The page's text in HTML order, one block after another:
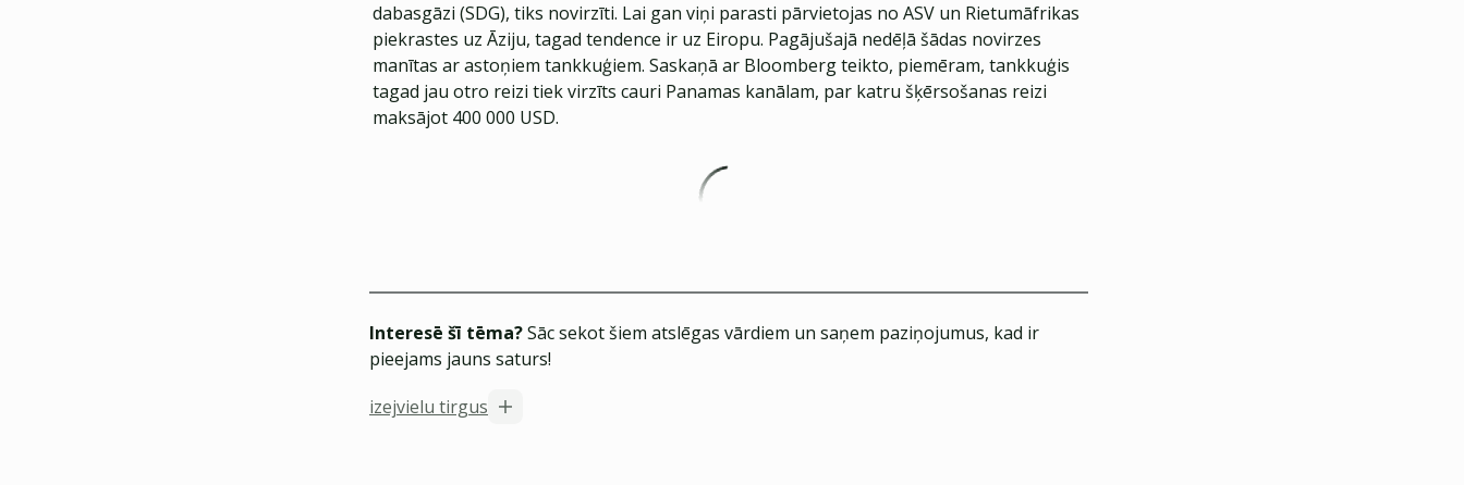
dabasgāzi (SDG), tiks novirzīti. Lai gan viņi parasti pārvietojas no ASV un Rietumāfrikas
piekrastes uz Āziju, tagad tendence ir uz Eiropu. Pagājušajā nedēļā šādas novirzes
manītas ar astoņiem tankkuģiem. Saskaņā ar Bloomberg teikto, piemēram, tankkuģis
tagad jau otro reizi tiek virzīts cauri Panamas kanālam, par katru šķērsošanas reizi
maksājot 400 000 USD.
Interesē šī tēma?Sāc sekot šiem atslēgas vārdiem un saņem paziņojumus, kad ir
pieejams jauns saturs!
izejvielu tirgus